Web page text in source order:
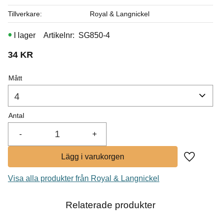
Penselglasyr för stengods
I lager
34 KR
Mått
Antal
+
-
Lägg till
I lager Artikelnr SG850-4
Tillverkare Royal & Langnickel
Visa alla produkter från Royal & Langnickel
Relaterade produkter